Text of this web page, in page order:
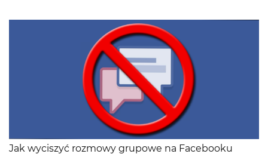
Jak wyciszyć rozmowy grupowe na Facebooku